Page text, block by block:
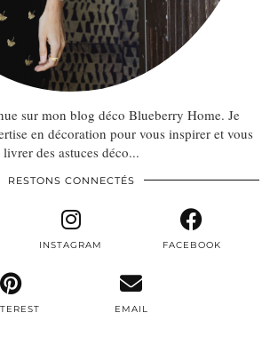
sur mon blog déco Blueberry Home. Je
en décoration pour vous inspirer et vous
livrer des astuces déco...
RESTONS CONNECTÉS
INSTAGRAM FACEBOOK
EMAIL